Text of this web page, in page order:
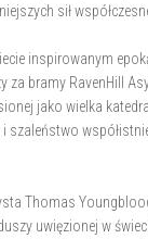
sił
inspirowanym
za bramy RavenHill
jako wielka
szaleństwo
Thomas
uwięzionej w